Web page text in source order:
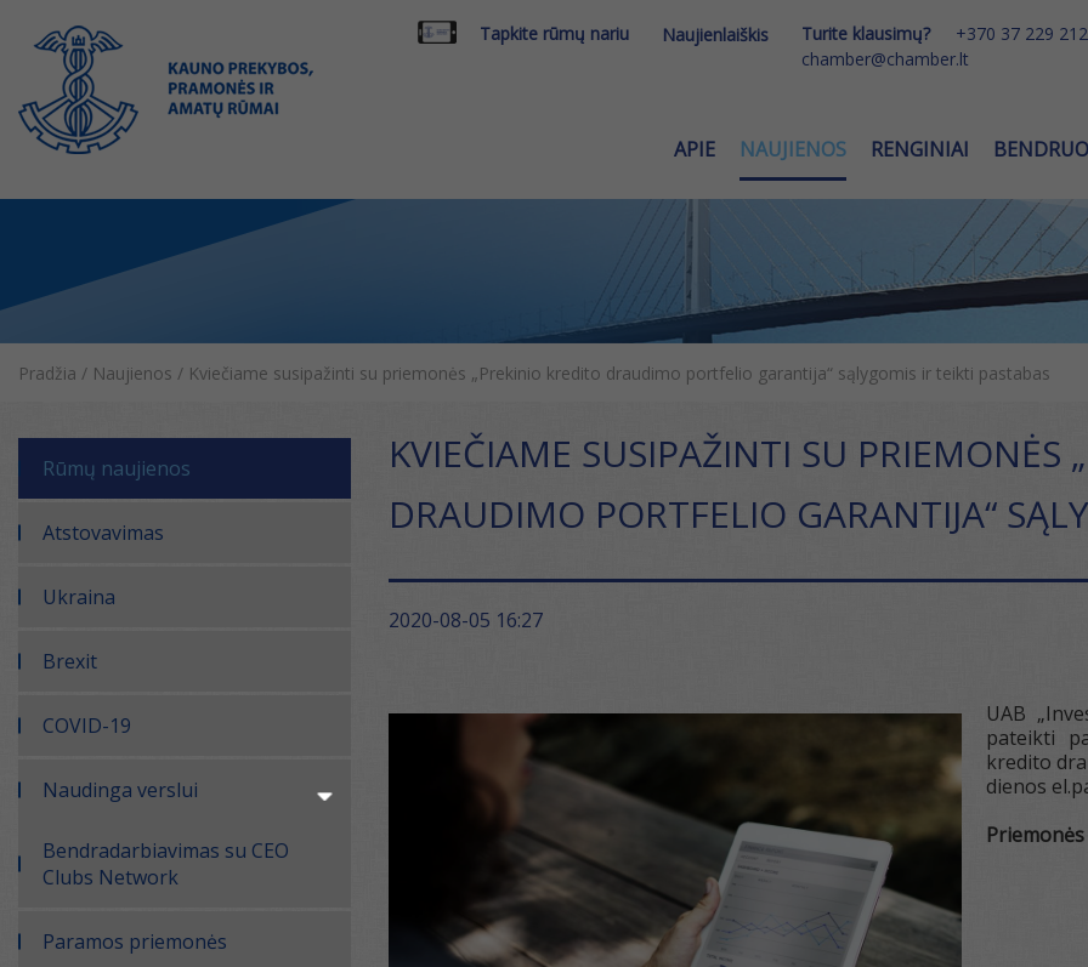
Tapkite rūmų nariu Naujienlaiškis Turite klausimų?
+370 37 229 212
chamber@chamber.lt
APIE NAUJIENOS RENGINIAI
Pradžia / Naujienos / Kviečiame susipažinti su priemonės „Prekinio kredito draudimo portfelio garantija“ sąlygomis ir teikti pastabas
Rūmų naujienos
Atstovavimas
Ukraina
Brexit
COVID-19
Naudinga verslui
Bendradarbiavimas su CEO
Clubs Network
Paramos priemonės
KVIEČIAME SUSIPAŽINTI SU PRIEMONĖS
DRAUDIMO PORTFELIO GARANTIJA“
2020-08-05 16:27
UAB
pateikti
kredito
dienos